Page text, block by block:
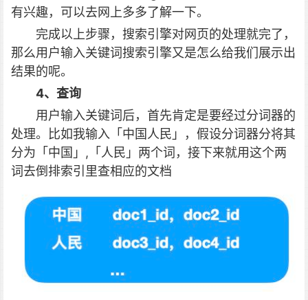
有兴趣，可以去网上多多了解一下。
完成以上步骤，搜索引擎对网页的处理就完了，
那么用户输入关键词搜索引擎又是怎么给我们展示出
结果的呢。
4、查询
用户输入关键词后，首先肯定是要经过分词器的
处理。比如我输入「中国人民」，假设分词器分将其
分为「中国」,「人民」两个词，接下来就用这个两
词去倒排索引里查相应的文档